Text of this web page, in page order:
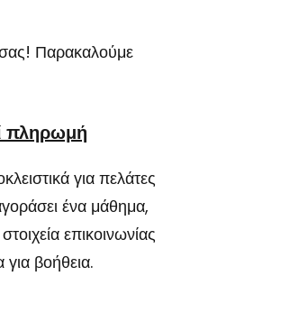
σας! Παρακαλούμε
πληρωμή
για πελάτες
ένα μάθημα,
επικοινωνίας
βοήθεια.